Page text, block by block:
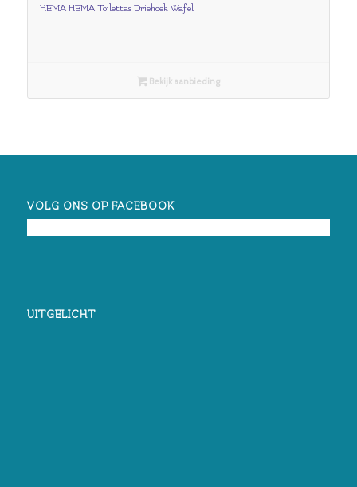
HEMA HEMA Toilettas Driehoek Wafel
Bekijk aanbieding
VOLG ONS OP FACEBOOK
UITGELICHT